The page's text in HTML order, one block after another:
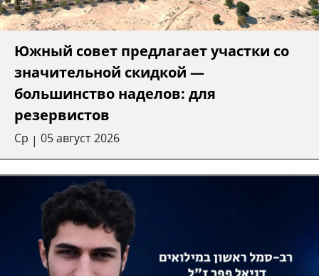
Южный совет предлагает участки со
значительной скидкой —
большинство наделов: для
резервистов
Ср | 05 август 2026